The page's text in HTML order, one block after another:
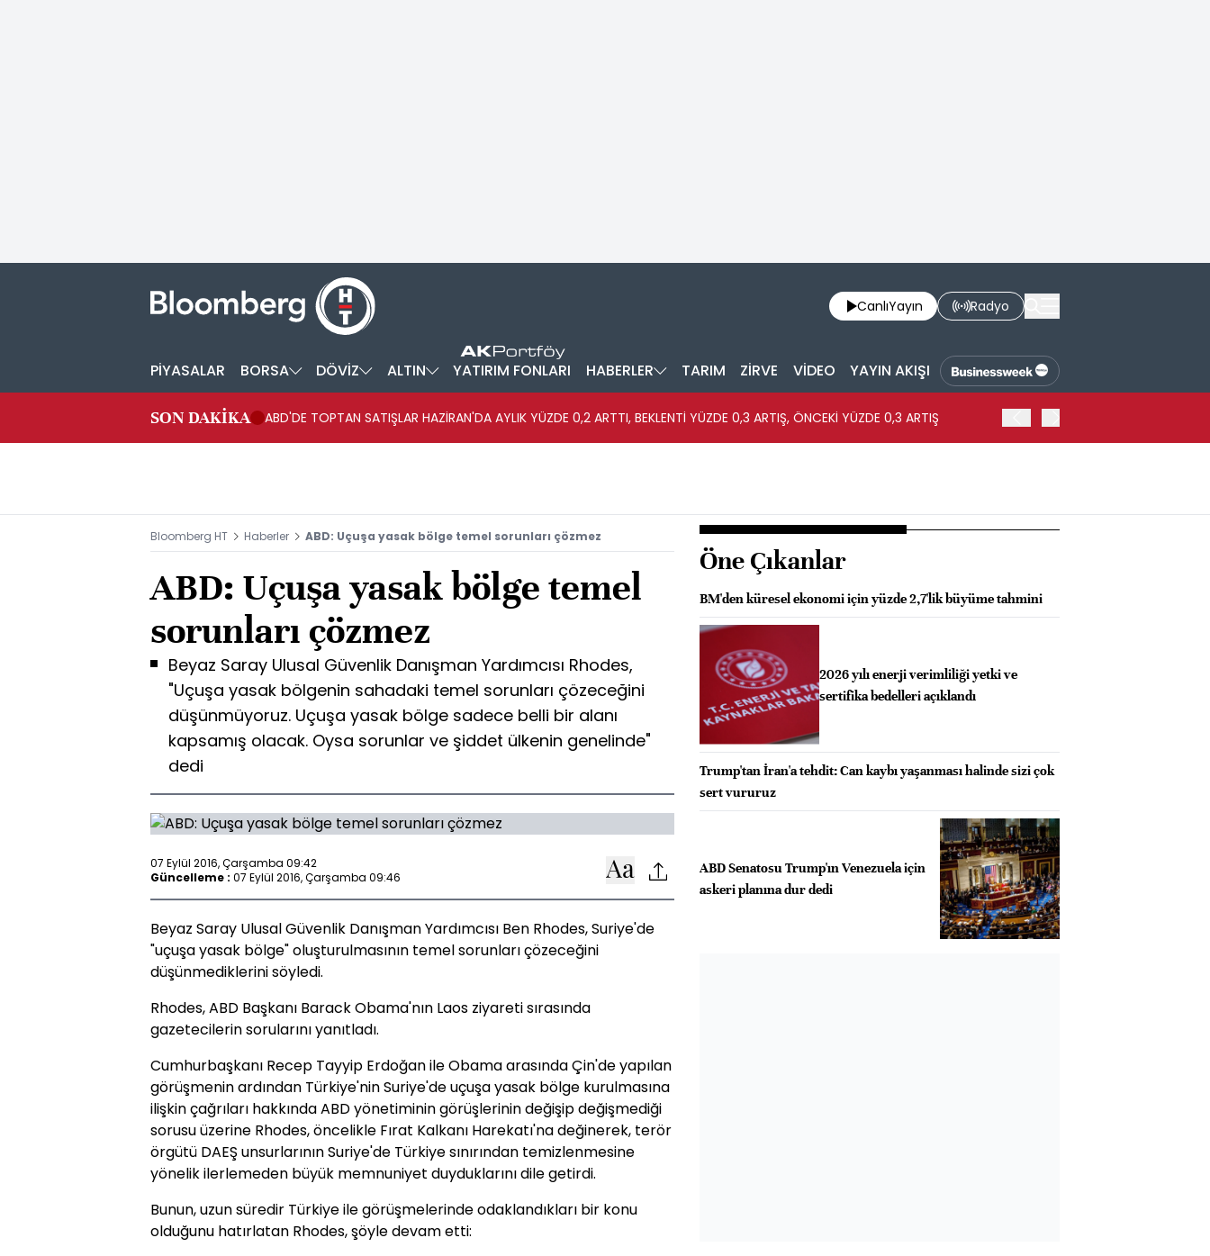
CanlıYayın Radyo
PİYASALAR BORSA DÖVİZ ALTIN YATIRIM FONLARI HABERLER TARIM ZİRVE VİDEO YAYIN AKIŞI
SON DAKİKA ABD'DE TOPTAN SATIŞLAR HAZİRAN'DA AYLIK YÜZDE 0,2 ARTTI, BEKLENTİ YÜZDE 0,3 ARTIŞ, ÖNCEKİ YÜZDE 0,3 ARTIŞ
Bloomberg HT Haberler ABD: Uçuşa yasak bölge temel sorunları çözmez
ABD: Uçuşa yasak bölge temel
sorunları çözmez
Beyaz Saray Ulusal Güvenlik Danışman Yardımcısı Rhodes,
"Uçuşa yasak bölgenin sahadaki temel sorunları çözeceğini
düşünmüyoruz. Uçuşa yasak bölge sadece belli bir alanı
kapsamış olacak. Oysa sorunlar ve şiddet ülkenin genelinde"
dedi
07 Eylül 2016, Çarşamba 09:42
Güncelleme : 07 Eylül 2016, Çarşamba 09:46
Beyaz Saray Ulusal Güvenlik Danışman Yardımcısı Ben Rhodes, Suriye'de
"uçuşa yasak bölge" oluşturulmasının temel sorunları çözeceğini
düşünmediklerini söyledi.
Rhodes, ABD Başkanı Barack Obama'nın Laos ziyareti sırasında
gazetecilerin sorularını yanıtladı.
Cumhurbaşkanı Recep Tayyip Erdoğan ile Obama arasında Çin'de yapılan
görüşmenin ardından Türkiye'nin Suriye'de uçuşa yasak bölge kurulmasına
ilişkin çağrıları hakkında ABD yönetiminin görüşlerinin değişip değişmediği
sorusu üzerine Rhodes, öncelikle Fırat Kalkanı Harekatı'na değinerek, terör
örgütü DAEŞ unsurlarının Suriye'de Türkiye sınırından temizlenmesine
yönelik ilerlemeden büyük memnuniyet duyduklarını dile getirdi.
Bunun, uzun süredir Türkiye ile görüşmelerinde odaklandıkları bir konu
olduğunu hatırlatan Rhodes, şöyle devam etti:
Öne Çıkanlar
BM'den küresel ekonomi için yüzde 2,7'lik büyüme tahmini
2026 yılı enerji verimliliği yetki ve
sertifika bedelleri açıklandı
Trump'tan İran'a tehdit: Can kaybı yaşanması halinde sizi çok
sert vururuz
ABD Senatosu Trump'ın Venezuela için
askeri planına dur dedi